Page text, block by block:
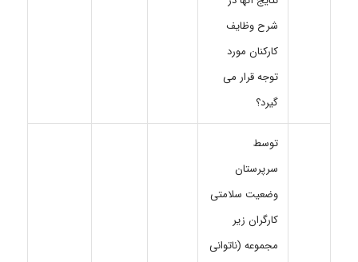
شرح وظایف
کارکنان مورد
توجه قرار می
گیرد؟
توسط
سرپرستان
وضعیت سلامتی
کارگران زیر
مجموعه (ناتوانی